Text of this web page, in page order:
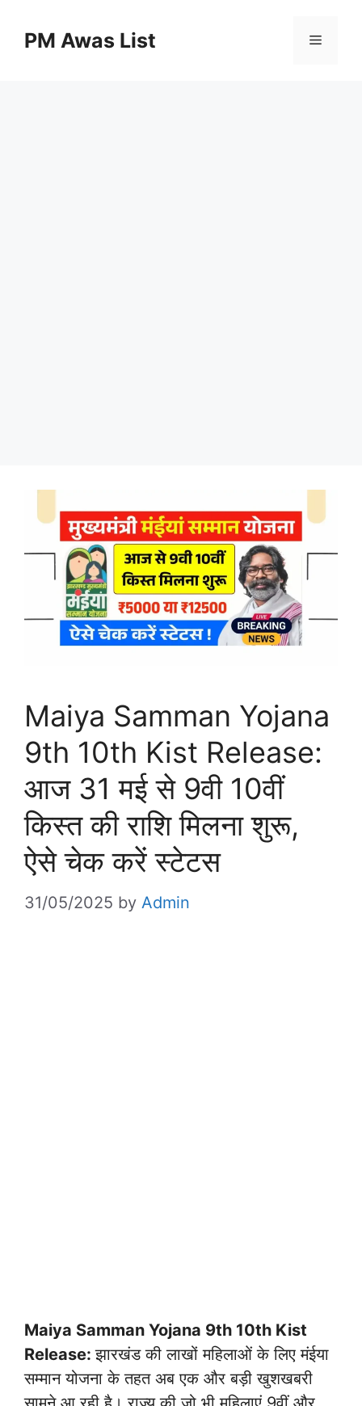
PM Awas List Menu
Maiya Samman Yojana
9th 10th Kist Release:
आज 31 मई से 9वी 10वीं
किस्त की राशि मिलना शुरू,
ऐसे चेक करें स्टेटस
31/05/2025 by Admin
Maiya Samman Yojana 9th 10th Kist
Release:झारखंड की लाखों महिलाओं के लिए मंईया
सम्मान योजना के तहत अब एक और बड़ी खुशखबरी